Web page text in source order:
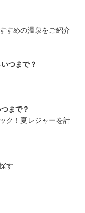
すめの温泉をご紹介
つまで？
まで？
ク！夏レジャーを計
す